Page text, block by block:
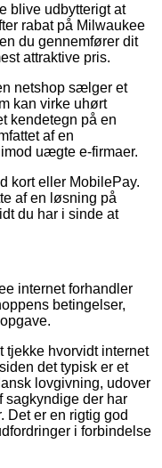
blive udbytterigt at
rabat på Milwaukee
du gennemfører dit
attraktive pris.
netshop sælger et
kan virke uhørt
kendetegn på en
af en
uægte e-firmaer.
kort eller MobilePay.
af en løsning på
du har i sinde at
internet forhandler
betingelser,
tjekke hvorvidt internet
det typisk er et
lovgivning, udover
sagkyndige der har
Det er en rigtig god
i forbindelse